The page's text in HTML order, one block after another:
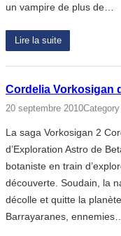
un vampire de plus de…
Lire la suite
Cordelia Vorkosigan
20 septembre 2010Category
La saga Vorkosigan 2
d’Exploration Astro de
botaniste en train
découverte. Soudain, la
décolle et quitte la
Barrayaranes, ennemies…